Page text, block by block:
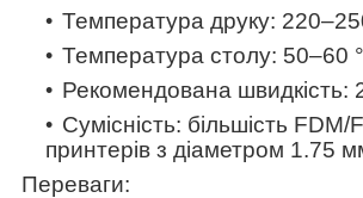
Температура друку:
Температура столу: 50–60
Рекомендована швидкість:
Сумісність: більшість FDM/
принтерів з діаметром 1.75
Переваги: